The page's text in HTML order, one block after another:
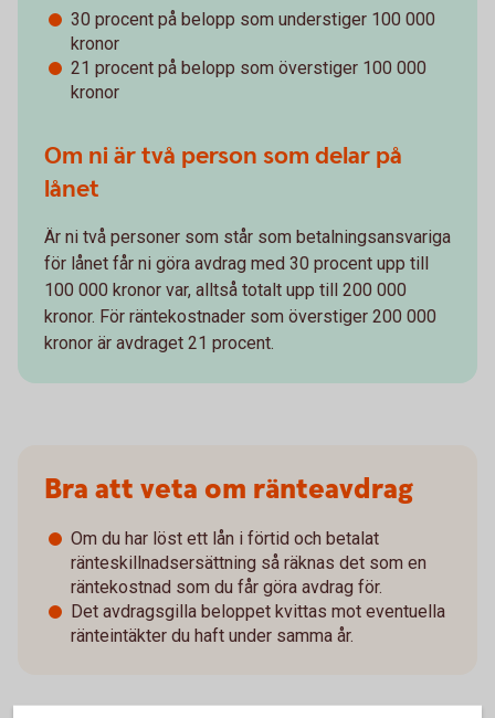
30 procent på belopp som understiger 100 000
kronor
21 procent på belopp som överstiger 100 000
kronor
Om ni är två person som delar på
lånet
Är ni två personer som står som betalningsansvariga
för lånet får ni göra avdrag med 30 procent upp till
100 000 kronor var, alltså totalt upp till 200 000
kronor. För räntekostnader som överstiger 200 000
kronor är avdraget 21 procent.
Bra att veta om ränteavdrag
Om du har löst ett lån i förtid och betalat
ränteskillnadsersättning så räknas det som en
räntekostnad som du får göra avdrag för.
Det avdragsgilla beloppet kvittas mot eventuella
ränteintäkter du haft under samma år.